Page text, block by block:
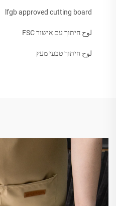
lfgb approved cutting board
لوح חיתוך עם אישור FSC
لوح חיתוך טבעי מעץ